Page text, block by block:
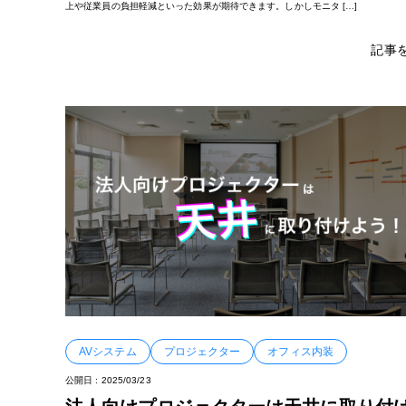
上や従業員の負担軽減といった効果が期待できます。しかしモニタ […]
記事
AVシステム プロジェクター オフィス内装
公開日 : 2025/03/23